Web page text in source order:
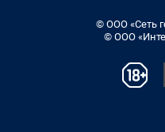
© ООО «Сеть
© ООО